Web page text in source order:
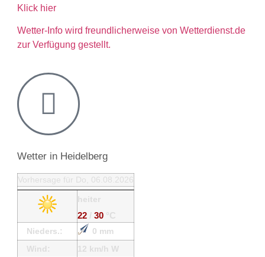
Klick hier
Wetter-Info wird freundlicherweise von Wetterdienst.de
zur Verfügung gestellt.
Wetter in Heidelberg
Vorhersage für Do, 06.08.2026
heiter
22/ 30°C
Nieders.:
0 mm
Wind:
12 km/h W